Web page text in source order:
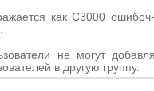
как С3000
не могут
в другую группу.